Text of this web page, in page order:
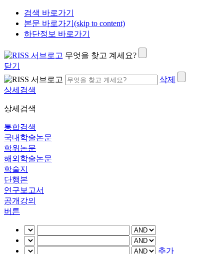
검색 바로가기
본문 바로가기(skip to content)
하단정보 바로가기
무엇을 찾고 계세요?
닫기
삭제
상세검색
상세검색
통합검색
국내학술논문
학위논문
해외학술논문
학술지
단행본
연구보고서
공개강의
버튼
추가